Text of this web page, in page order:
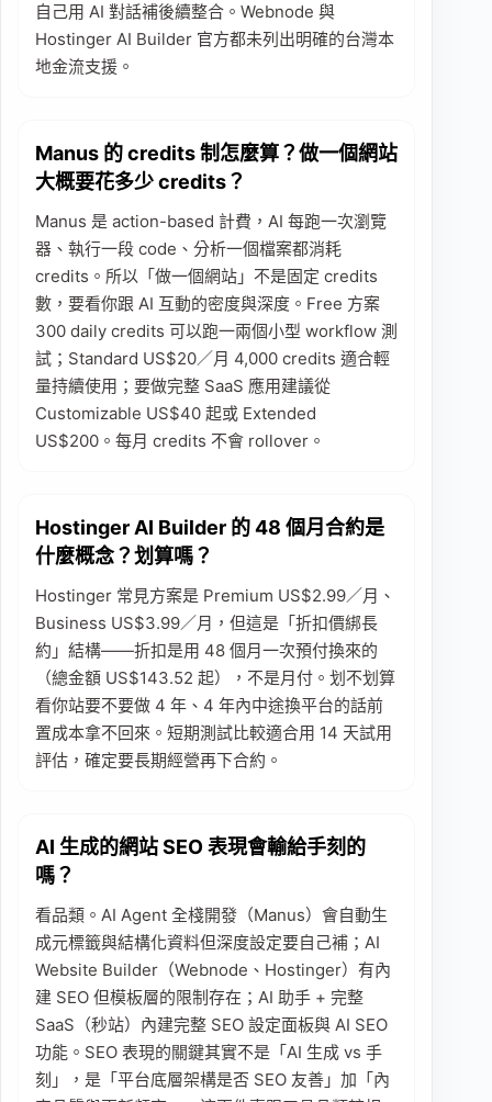
自己用 AI 對話補後續整合。Webnode 與
Hostinger AI Builder 官方都未列出明確的台灣本
地金流支援。
Manus 的 credits 制怎麼算？做一個網站
大概要花多少 credits？
Manus 是 action-based 計費，AI 每跑一次瀏覽
器、執行一段 code、分析一個檔案都消耗
credits。所以「做一個網站」不是固定 credits
數，要看你跟 AI 互動的密度與深度。Free 方案
300 daily credits 可以跑一兩個小型 workflow 測
試；Standard US$20／月 4,000 credits 適合輕
量持續使用；要做完整 SaaS 應用建議從
Customizable US$40 起或 Extended
US$200。每月 credits 不會 rollover。
Hostinger AI Builder 的 48 個月合約是
什麼概念？划算嗎？
Hostinger 常見方案是 Premium US$2.99／月、
Business US$3.99／月，但這是「折扣價綁長
約」結構——折扣是用 48 個月一次預付換來的
（總金額 US$143.52 起），不是月付。划不划算
看你站要不要做 4 年、4 年內中途換平台的話前
置成本拿不回來。短期測試比較適合用 14 天試用
評估，確定要長期經營再下合約。
AI 生成的網站 SEO 表現會輸給手刻的
嗎？
看品類。AI Agent 全棧開發（Manus）會自動生
成元標籤與結構化資料但深度設定要自己補；AI
Website Builder（Webnode、Hostinger）有內
建 SEO 但模板層的限制存在；AI 助手 + 完整
SaaS（秒站）內建完整 SEO 設定面板與 AI SEO
功能。SEO 表現的關鍵其實不是「AI 生成 vs 手
刻」，是「平台底層架構是否 SEO 友善」加「內